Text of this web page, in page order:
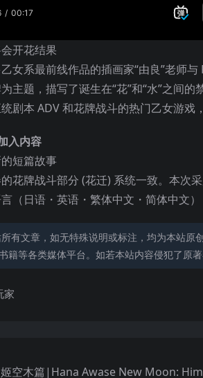
开花结果
女系最前线作品的插画家“由良”老师
主题，描写了诞生在“花”和“水”之间的
剧本 ADV 和花牌战斗的热门乙女游戏
入内容
短篇故事
的花牌战斗部分 (花迁) 系统一致。本次
（日语・英语・繁体中文・简体中文）
有文章，如无特殊说明或标注，均为本站
籍等各类媒体平台。如若本站内容侵犯了原
家
空木篇|Hana Awase New Moon: